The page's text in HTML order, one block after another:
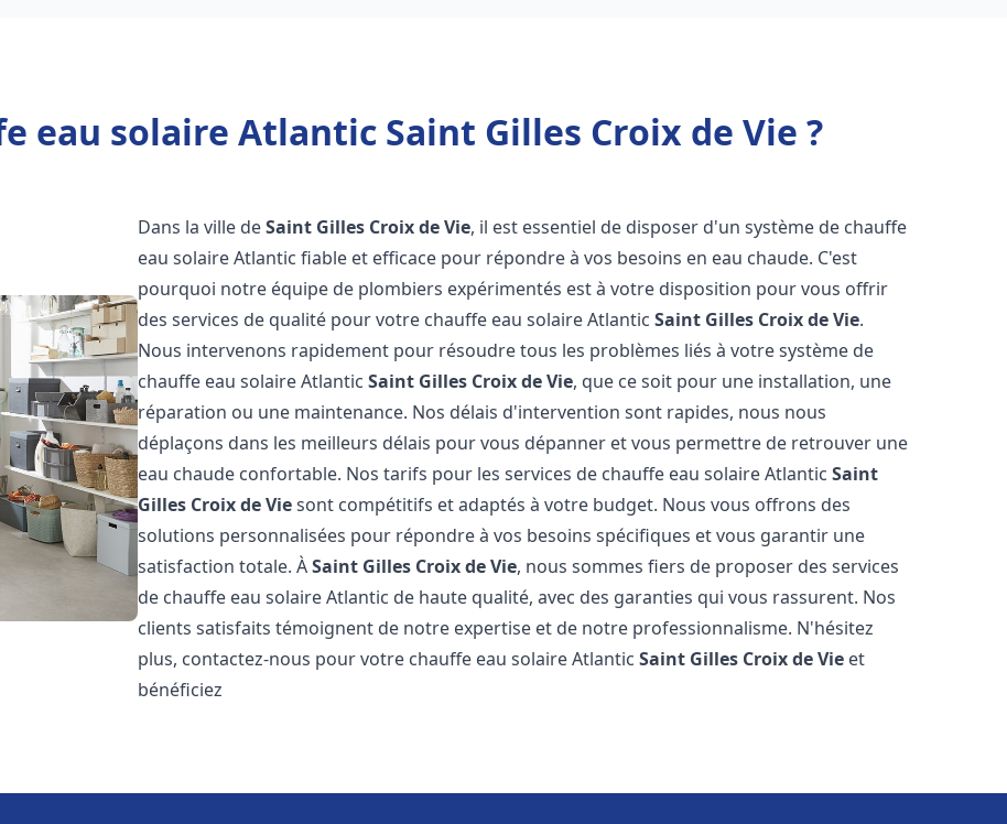
eau solaire Atlantic Saint Gilles Croix de Vie ?
Dans la ville deSaint Gilles Croix de Vie, il est essentiel de disposer d'un système de chauffe
eau solaire Atlantic fiable et efficace pour répondre à vos besoins en eau chaude. C'est
pourquoi notre équipe de plombiers expérimentés est à votre disposition pour vous offrir
des services de qualité pour votre chauffe eau solaire AtlanticSaint Gilles Croix de Vie.
Nous intervenons rapidement pour résoudre tous les problèmes liés à votre système de
chauffe eau solaire AtlanticSaint Gilles Croix de Vie, que ce soit pour une installation, une
réparation ou une maintenance. Nos délais d'intervention sont rapides, nous nous
déplaçons dans les meilleurs délais pour vous dépanner et vous permettre de retrouver une
eau chaude confortable. Nos tarifs pour les services de chauffe eau solaire AtlanticSaint
Gilles Croix de Viesont compétitifs et adaptés à votre budget. Nous vous offrons des
solutions personnalisées pour répondre à vos besoins spécifiques et vous garantir une
satisfaction totale. ÀSaint Gilles Croix de Vie, nous sommes fiers de proposer des services
de chauffe eau solaire Atlantic de haute qualité, avec des garanties qui vous rassurent. Nos
clients satisfaits témoignent de notre expertise et de notre professionnalisme. N'hésitez
plus, contactez-nous pour votre chauffe eau solaire AtlanticSaint Gilles Croix de Vie et
bénéficiez